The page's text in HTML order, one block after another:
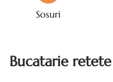
Sosuri
Bucatarie retete